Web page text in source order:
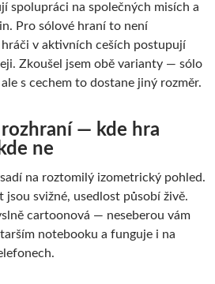
spolupráci na společných misích a
Pro sólové hraní to není
hráči v aktivních ceších postupují
Zkoušel jsem obě varianty — sólo
s cechem to dostane jiný rozměr.
rozhraní — kde hra
ne
na roztomilý izometrický pohled.
jsou svižné, usedlost působí živě.
cartoonová — neseberou vám
notebooku a funguje i na